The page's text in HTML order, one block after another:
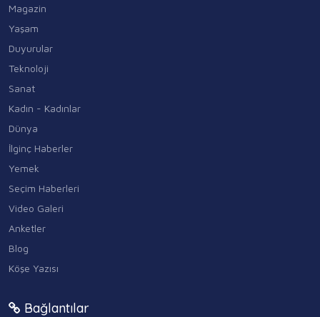
Magazin
Yaşam
Duyurular
Teknoloji
Sanat
Kadın - Kadınlar
Dünya
İlginç Haberler
Yemek
Seçim Haberleri
Video Galeri
Anketler
Blog
Köşe Yazısı
Bağlantılar